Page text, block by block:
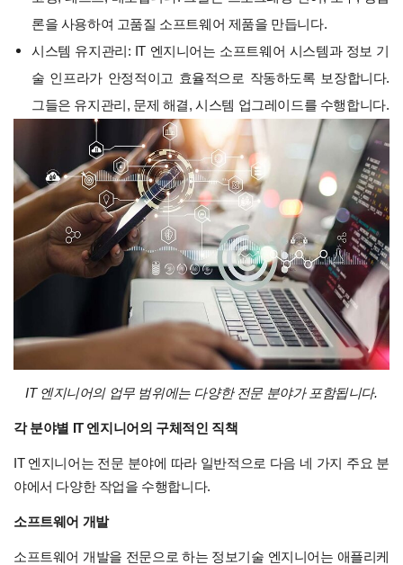
론을 사용하여 고품질 소프트웨어 제품을 만듭니다.
시스템 유지관리: IT 엔지니어는 소프트웨어 시스템과 정보 기
술 인프라가 안정적이고 효율적으로 작동하도록 보장합니다.
그들은 유지관리, 문제 해결, 시스템 업그레이드를 수행합니다.
IT 엔지니어의 업무 범위에는 다양한 전문 분야가 포함됩니다.
각 분야별 IT 엔지니어의 구체적인 직책
IT 엔지니어는 전문 분야에 따라 일반적으로 다음 네 가지 주요 분
야에서 다양한 작업을 수행합니다.
소프트웨어 개발
소프트웨어 개발을 전문으로 하는 정보기술 엔지니어는 애플리케